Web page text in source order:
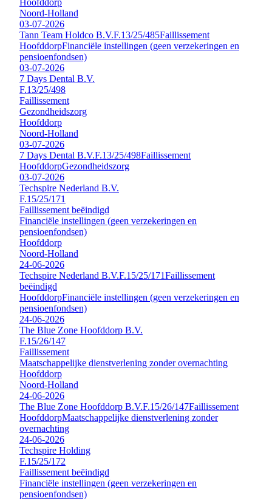
Noord-Holland
03-07-2026
Tann Team Holdco B.V.F.13/25/485Faillissement
HoofddorpFinanciële instellingen (geen verzekeringen en
pensioenfondsen)
03-07-2026
7 Days Dental B.V.
F.13/25/498
Faillissement
Gezondheidszorg
Hoofddorp
Noord-Holland
03-07-2026
7 Days Dental B.V.F.13/25/498Faillissement
HoofddorpGezondheidszorg
03-07-2026
Techspire Nederland B.V.
F.15/25/171
Faillissement beëindigd
Financiële instellingen (geen verzekeringen en
pensioenfondsen)
Hoofddorp
Noord-Holland
24-06-2026
Techspire Nederland B.V.F.15/25/171Faillissement
beëindigd
HoofddorpFinanciële instellingen (geen verzekeringen en
pensioenfondsen)
24-06-2026
The Blue Zone Hoofddorp B.V.
F.15/26/147
Faillissement
Maatschappelijke dienstverlening zonder overnachting
Hoofddorp
Noord-Holland
24-06-2026
The Blue Zone Hoofddorp B.V.F.15/26/147Faillissement
HoofddorpMaatschappelijke dienstverlening zonder
overnachting
24-06-2026
Techspire Holding
F.15/25/172
Faillissement beëindigd
Financiële instellingen (geen verzekeringen en
pensioenfondsen)